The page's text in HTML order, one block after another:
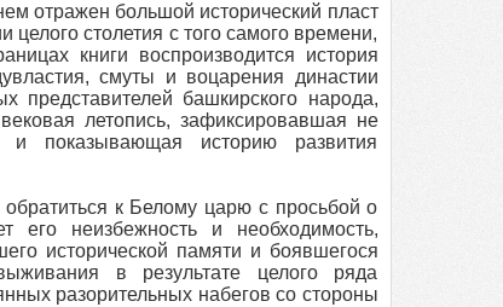
отражен большой исторический пласт
столетия с того самого времени,
книги воспроизводится история
смуты и воцарения династии
башкирского народа,
летопись, зафиксировавшая не
показывающая историю развития
к Белому царю с просьбой о
его неизбежность и необходимость,
исторической памяти и боявшегося
в результате целого ряда
разорительных набегов со стороны